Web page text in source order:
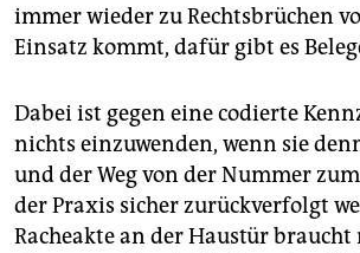
immer wieder zu Rechtsbrüchen
Einsatz kommt, dafür gibt es
Dabei ist gegen eine codierte
nichts einzuwenden, wenn sie
und der Weg von der Nummer
der Praxis sicher zurückverfolgt
Racheakte an der Haustür